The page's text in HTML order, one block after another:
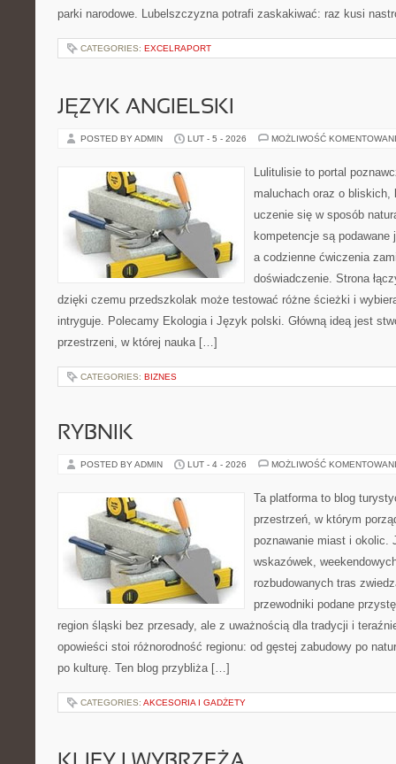
parki narodowe. Lubelszczyzna potrafi zaskakiwać: raz kusi
CATEGORIES: EXCELRAPORT
JĘZYK ANGIELSKI
POSTED BY ADMIN LUT - 5 - 2026 MOŻLIWOŚĆ
Lulitulisie to portal
maluchach oraz o
uczenie się w sposób
kompetencje są
a codzienne ćwiczenia
doświadczenie. Strona
dzięki czemu przedszkolak może testować różne ścieżki i
intryguje. Polecamy Ekologia i Język polski. Główną ideą jest
przestrzeni, w której nauka […]
CATEGORIES: BIZNES
RYBNIK
POSTED BY ADMIN LUT - 4 - 2026 MOŻLIWOŚĆ
Ta platforma to blog
przestrzeń, w którym
poznawanie miast i okolic.
wskazówek,
rozbudowanych tras
przewodniki podane
region śląski bez przesady, ale z uważnością dla tradycji i
opowieści stoi różnorodność regionu: od gęstej zabudowy po
po kulturę. Ten blog przybliża […]
CATEGORIES: AKCESORIA I GADŻETY